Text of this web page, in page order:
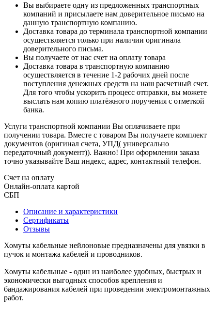
Вы выбираете одну из предложенных транспортных
компаний и присылаете нам доверительное письмо на
данную транспортную компанию.
Доставка товара до терминала транспортной компании
осуществляется только при наличии оригинала
доверительного письма.
Вы получаете от нас счет на оплату товара
Доставка товара в транспортную компанию
осуществляется в течение 1-2 рабочих дней после
поступления денежных средств на наш расчетный счет.
Для того чтобы ускорить процесс отправки, вы можете
выслать нам копию платёжного поручения с отметкой
банка.
Услуги транспортной компании Вы оплачиваете при
получении товара. Вместе с товаром Вы получаете комплект
документов (оригинал счета, УПД( универсально
передаточный документ)). Важно! При оформлении заказа
точно указывайте Ваш индекс, адрес, контактный телефон.
Счет на оплату
Онлайн-оплата картой
СБП
Описание и характеристики
Сертификаты
Отзывы
Хомуты кабельные нейлоновые предназначены для увязки в
пучок и монтажа кабелей и проводников.
Хомуты кабельные - один из наиболее удобных, быстрых и
экономически выгодных способов крепления и
бандажирования кабелей при проведении электромонтажных
работ.